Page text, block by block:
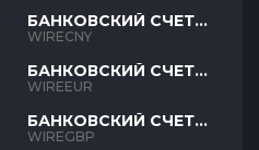
БАНКОВСКИЙ СЧЕТ
CNY
WIRECNY
БАНКОВСКИЙ СЧЕТ
EUR
WIREEUR
БАНКОВСКИЙ СЧЕТ
GBP
WIREGBP